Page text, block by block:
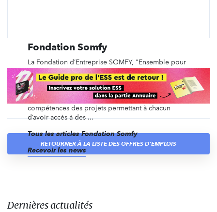
Fondation Somfy
La Fondation d’Entreprise SOMFY, "Ensemble pour
mieux habiter la planète", a pour vocation de
participer à la construction d’un monde meilleur
pour les générations à venir. Elle soutient
financièrement mais aussi par un mécénat de
compétences des projets permettant à chacun
d’avoir accès à des ...
Tous les articles Fondation Somfy
Recevoir les news
RETOURNER À LA LISTE DES OFFRES D'EMPLOIS
Dernières actualités